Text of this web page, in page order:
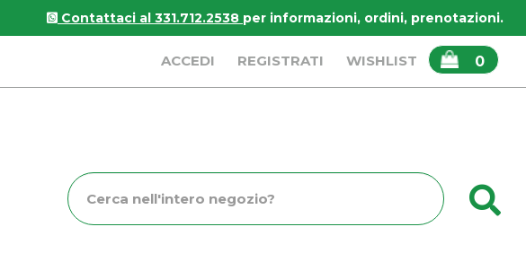
Contattaci al 331.712.2538 per informazioni, ordini, prenotazioni.
ACCEDI REGISTRATI WISHLIST 0
ARTICOLI
INSERITI
Cerca
Prodotto